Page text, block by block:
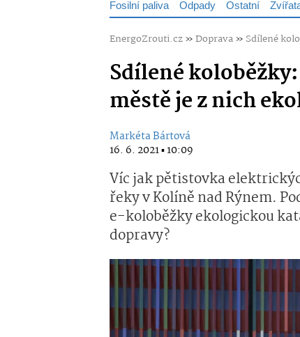
Fosilní paliva Odpady Ostatní
EnergoZrouti.cz»Doprava» Sdílené
Sdílené
městě je z nich
Markéta Bártová
16. 6. 2021 ▪ 10:09
Víc jak pětistovka
řeky v Kolíně nad Rýnem.
e-koloběžky ekologickou
dopravy?